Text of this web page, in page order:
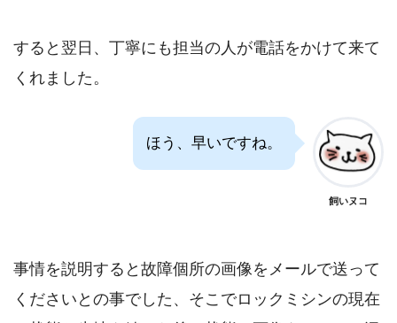
すると翌日、丁寧にも担当の人が電話をかけて来て
くれました。
ほう、早いですね。
飼いヌコ
事情を説明すると故障個所の画像をメールで送って
くださいとの事でした、そこでロックミシンの現在